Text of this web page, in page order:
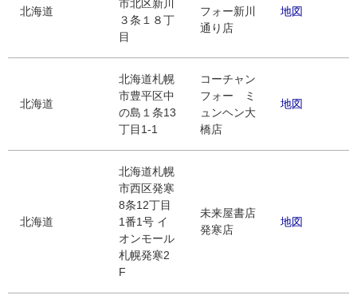
北海道
市北区新川
３条１８丁
目
フォー新川
通り店
地図
北海道
北海道札幌
市豊平区中
の島１条13
丁目1-1
コーチャン
フォー ミ
ュンヘン大
橋店
地図
北海道
北海道札幌
市西区発寒
8条12丁目
1番1号 イ
オンモール
札幌発寒2
F
未来屋書店
発寒店
地図